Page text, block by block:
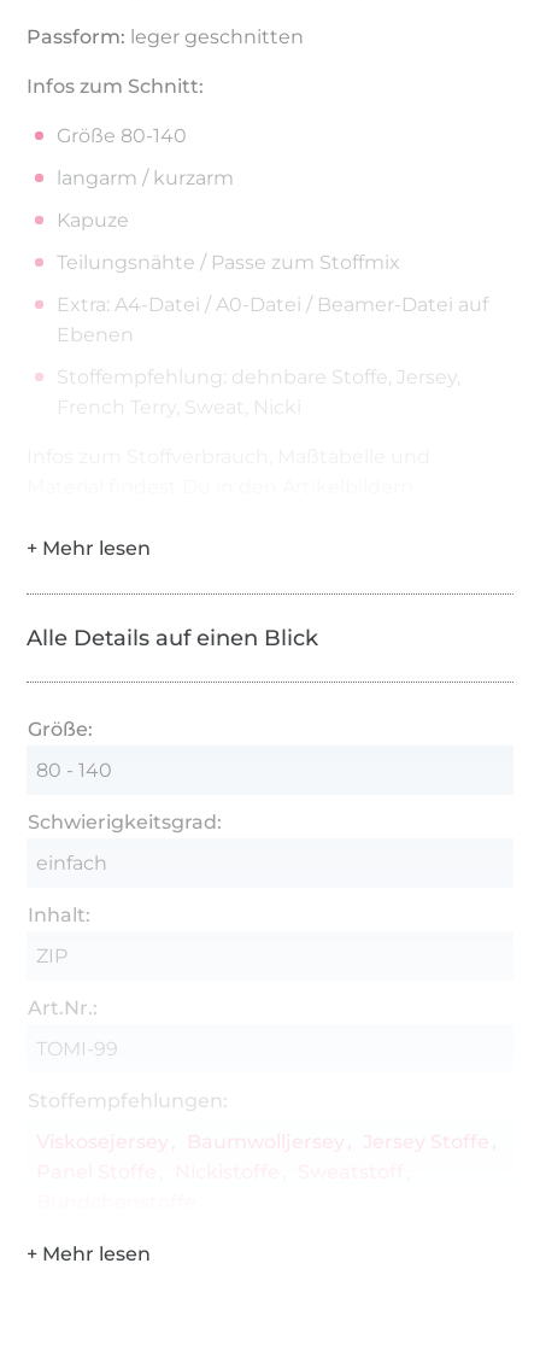
Passform: leger geschnitten
Infos zum Schnitt:
Größe 80-140
langarm / kurzarm
Kapuze
Teilungsnähte / Passe zum Stoffmix
Extra: A4-Datei / A0-Datei / Beamer-Datei auf
Ebenen
Stoffempfehlung: dehnbare Stoffe, Jersey,
French Terry, Sweat, Nicki
Alle Details auf einen Blick
Größe:
80 - 140
Schwierigkeitsgrad:
einfach
Inhalt:
ZIP
Art.Nr.:
TOMI-99
Stoffempfehlungen:
Viskosejersey
Baumwolljersey
Jersey Stoffe